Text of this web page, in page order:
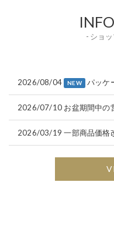
- ショ
2026/08/04 NEW パッケ
2026/07/10 お盆期間中の
2026/03/19 一部商品価格